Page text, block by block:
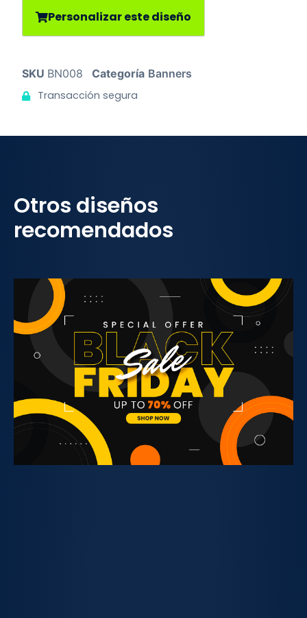
Personalizar este diseño
SKU BN008 Categoría Banners
Transacción segura
Otros diseños
recomendados